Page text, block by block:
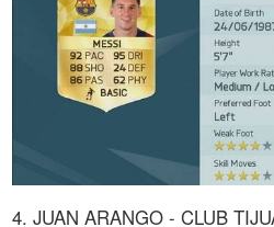
4. JUAN ARANGO - CLUB